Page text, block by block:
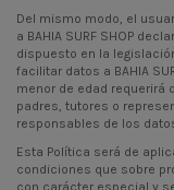
Del mismo modo, el
a BAHIA SURF SHOP
dispuesto en la
facilitar datos a BAHIA
menor de edad requerirá
padres, tutores o
responsables de los
Esta Política será de
condiciones que sobre
con carácter especial y